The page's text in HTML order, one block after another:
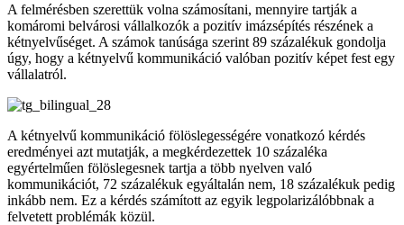
A felmérésben szerettük volna számosítani, mennyire tartják a
komáromi belvárosi vállalkozók a pozitív imázsépítés részének a
kétnyelvűséget. A számok tanúsága szerint 89 százalékuk gondolja
úgy, hogy a kétnyelvű kommunikáció valóban pozitív képet fest egy
vállalatról.
A kétnyelvű kommunikáció fölöslegességére vonatkozó kérdés
eredményei azt mutatják, a megkérdezettek 10 százaléka
egyértelműen fölöslegesnek tartja a több nyelven való
kommunikációt, 72 százalékuk egyáltalán nem, 18 százalékuk pedig
inkább nem. Ez a kérdés számított az egyik legpolarizálóbbnak a
felvetett problémák közül.